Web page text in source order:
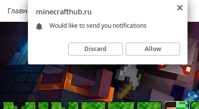
Главная Моды Скачать Minecraft Карты
minecrafthub.ru
Would like to send you notifications
Discard Allow